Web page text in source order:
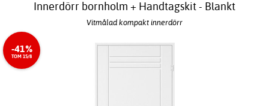
Innerdörr bornholm + Handtagskit - Blankt
Vitmålad kompakt innerdörr
-41%
TOM 15/8